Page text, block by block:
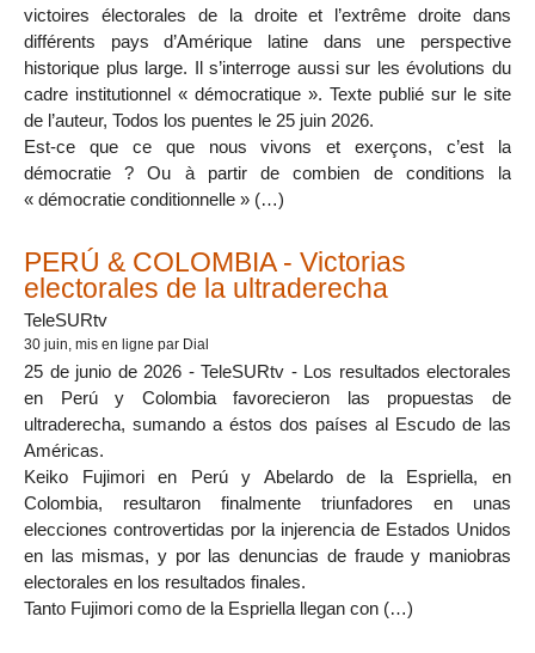
victoires électorales de la droite et l’extrême droite dans
différents pays d’Amérique latine dans une perspective
historique plus large. Il s’interroge aussi sur les évolutions du
cadre institutionnel « démocratique ». Texte publié sur le site
de l’auteur, Todos los puentes le 25 juin 2026.
Est-ce que ce que nous vivons et exerçons, c’est la
démocratie ? Ou à partir de combien de conditions la
« démocratie conditionnelle » (…)
PERÚ & COLOMBIA - Victorias
electorales de la ultraderecha
TeleSURtv
30 juin , mis en ligne par Dial
25 de junio de 2026 - TeleSURtv - Los resultados electorales
en Perú y Colombia favorecieron las propuestas de
ultraderecha, sumando a éstos dos países al Escudo de las
Américas.
Keiko Fujimori en Perú y Abelardo de la Espriella, en
Colombia, resultaron finalmente triunfadores en unas
elecciones controvertidas por la injerencia de Estados Unidos
en las mismas, y por las denuncias de fraude y maniobras
electorales en los resultados finales.
Tanto Fujimori como de la Espriella llegan con (…)